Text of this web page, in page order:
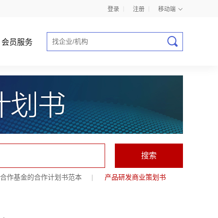
登录 注册 移动端
会员服务
商业计划书指导
作基金的合作计划书范本
产品研发商业策划书